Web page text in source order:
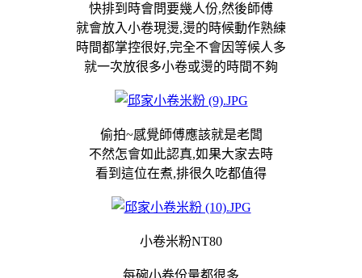
快排到時會問要幾人份,然後師傅
就會放入小卷現燙,燙的時候動作熟練
時間都掌控很好,完全不會因等候人多
就一次放很多小卷或燙的時間不夠
偷拍~感覺師傅應該就是老闆
不然怎會如此認真,如果大家去時
看到這位在煮,排很久吃都值得
小卷米粉NT80
每碗小卷份量都很多